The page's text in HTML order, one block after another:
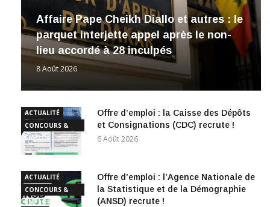
Affaire Pape Cheikh Diallo et autres : le
parquet interjette appel après le non-
lieu accordé à 28 inculpés
8 Août 2026
ACTUALITÉ
CONCOURS &
EMPLOI
Offre d’emploi : la Caisse des Dépôts
et Consignations (CDC) recrute !
6 Août 2026
ACTUALITÉ
CONCOURS &
EMPLOI
Offre d’emploi : l’Agence Nationale de
la Statistique et de la Démographie
(ANSD) recrute !